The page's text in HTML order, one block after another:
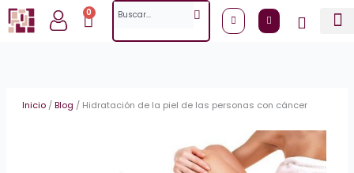
al
0
CartSearch
Inicio/Blog / Hidratación de la piel de las personas con cáncer